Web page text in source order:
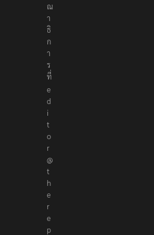
า
ธิ
ก
า
ร
ที่
e
d
i
t
o
r
@
t
h
e
r
e
p
o